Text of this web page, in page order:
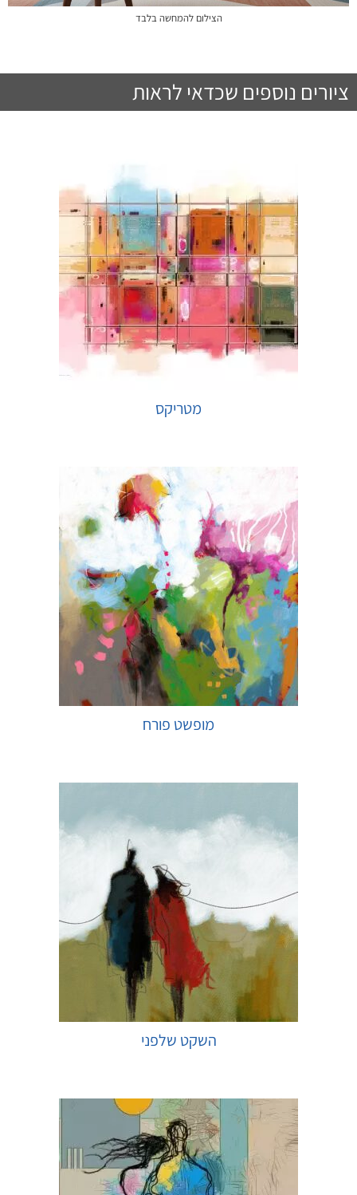
הצילום להמחשה בלבד
ציורים נוספים שכדאי לראות
מטריקס
מופשט פורח
השקט שלפני